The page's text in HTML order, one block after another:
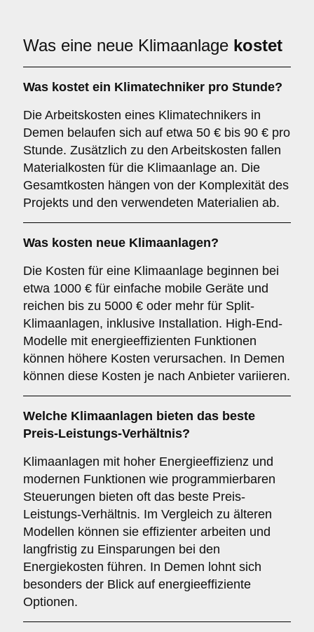
Was eine neue Klimaanlage kostet
Was kostet ein Klimatechniker pro Stunde?
Die Arbeitskosten eines Klimatechnikers in
Demen belaufen sich auf etwa 50 € bis 90 € pro
Stunde. Zusätzlich zu den Arbeitskosten fallen
Materialkosten für die Klimaanlage an. Die
Gesamtkosten hängen von der Komplexität des
Projekts und den verwendeten Materialien ab.
Was kosten neue Klimaanlagen?
Die Kosten für eine Klimaanlage beginnen bei
etwa 1000 € für einfache mobile Geräte und
reichen bis zu 5000 € oder mehr für Split-
Klimaanlagen, inklusive Installation. High-End-
Modelle mit energieeffizienten Funktionen
können höhere Kosten verursachen. In Demen
können diese Kosten je nach Anbieter variieren.
Welche Klimaanlagen bieten das beste
Preis-Leistungs-Verhältnis?
Klimaanlagen mit hoher Energieeffizienz und
modernen Funktionen wie programmierbaren
Steuerungen bieten oft das beste Preis-
Leistungs-Verhältnis. Im Vergleich zu älteren
Modellen können sie effizienter arbeiten und
langfristig zu Einsparungen bei den
Energiekosten führen. In Demen lohnt sich
besonders der Blick auf energieeffiziente
Optionen.